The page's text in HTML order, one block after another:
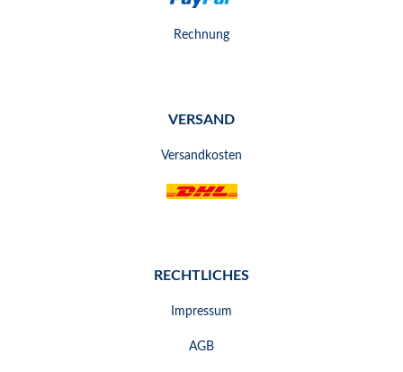
Rechnung
VERSAND
Versandkosten
RECHTLICHES
Impressum
AGB